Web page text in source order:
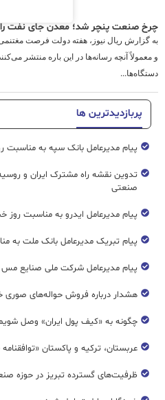
چرخ صنعت پنچر شد؛ معدن جای نفت
به گزارش ریال نیوز، هفته دولت فرصت
و معمولاً آنچه رسانه‌ها در این باره منتشر
دستگاه‌ها...
پربازدیدترین ها
پیام مدیرعامل بانک سپه به مناسبت
تدوین نقشه راه مشترک ایران و
صنعتی
پیام مدیرعامل ایدرو به مناسبت روز
پیام تبریک مدیرعامل بانک ملت به
پیام مدیرعامل شرکت ملی صنایع مس
هشدار درباره فروش حواله‌های صوری
چگونه به «کیف پول ایران» وصل
عربستان، ترکیه و پاکستان
ظرفیت‌های گسترده‌ تبریز در حوزه